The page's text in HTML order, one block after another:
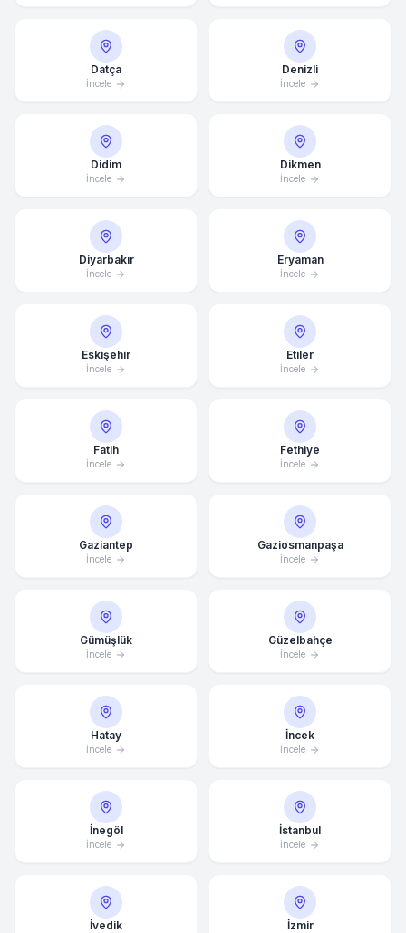
Datça
İncele
Denizli
İncele
Didim
İncele
Dikmen
İncele
Diyarbakır
İncele
Eryaman
İncele
Eskişehir
İncele
Etiler
İncele
Fatih
İncele
Fethiye
İncele
Gaziantep
İncele
Gaziosmanpaşa
İncele
Gümüşlük
İncele
Güzelbahçe
İncele
Hatay
İncele
İncek
İncele
İnegöl
İncele
İstanbul
İncele
İvedik İzmir